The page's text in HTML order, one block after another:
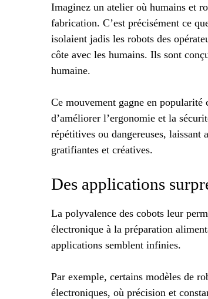
Imaginez un atelier où humains et
fabrication. C’est précisément ce
isolaient jadis les robots des
côte avec les humains. Ils sont
humaine.
Ce mouvement gagne en
d’améliorer l’ergonomie et la
répétitives ou dangereuses, laissant
gratifiantes et créatives.
Des applications
La polyvalence des cobots leur
électronique à la préparation
applications semblent infinies.
Par exemple, certains modèles de
électroniques, où précision et